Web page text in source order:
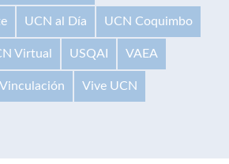
UCN al Día UCN Coquimbo
Virtual USQAI VAEA
Vinculación Vive UCN